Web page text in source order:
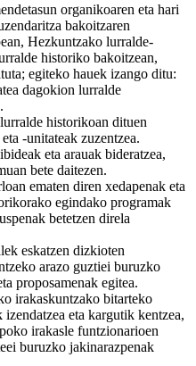
organikoaren eta hari
bakoitzaren
Hezkuntzako lurralde-
historiko bakoitzean,
egiteko hauek izango ditu:
dagokion lurralde
historikoan dituen
-unitateak zuzentzea.
eta arauak bideratzea,
bete daitezen.
ematen diren xedapenak eta
egindako programak
betetzen direla
eskatzen dizkioten
arazo guztiei buruzko
proposamenak egitea.
irakaskuntzako bitarteko
eta kargutik kentzea,
irakasle funtzionarioen
buruzko jakinarazpenak